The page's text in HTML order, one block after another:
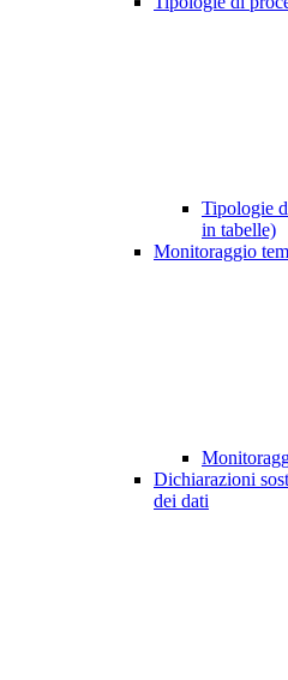
Tipologie
in tabelle)
Monitoraggio
Dichiarazioni
dei dati